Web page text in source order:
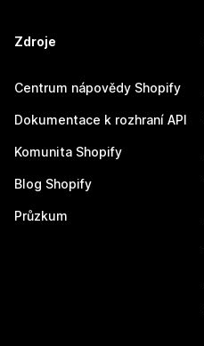
Zdroje
Centrum nápovědy Shopify
Dokumentace k rozhraní API
Komunita Shopify
Blog Shopify
Průzkum